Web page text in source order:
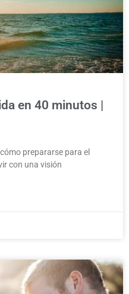
en 40 minutos |
prepararse para el
con una visión